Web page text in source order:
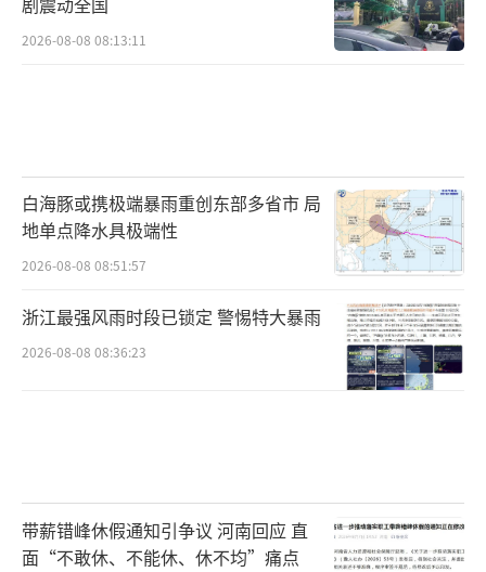
2026-08-08 08:13:11
白海豚或携极端暴雨重创东部多省市 局
地单点降水具极端性
2026-08-08 08:51:57
浙江最强风雨时段已锁定 警惕特大暴雨
2026-08-08 08:36:23
带薪错峰休假通知引争议 河南回应 直
面“不敢休、不能休、休不均”痛点